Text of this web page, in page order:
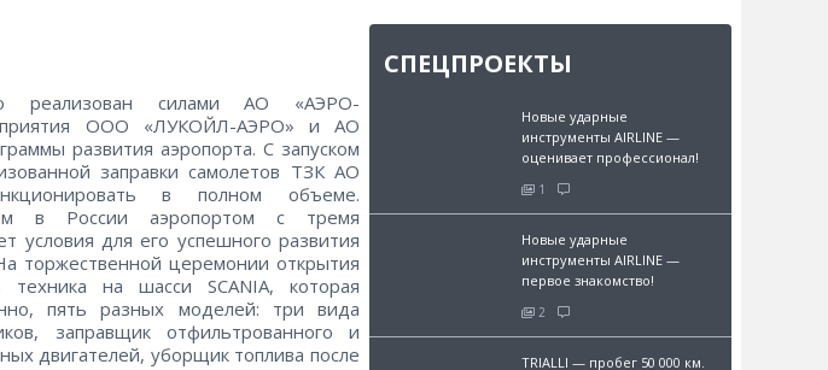
реализован силами АО «АЭРО-
ООО «ЛУКОЙЛ-АЭРО» и АО
развития аэропорта. С запуском
заправки самолетов ТЗК АО
в полном объеме.
в России аэропортом с тремя
условия для его успешного развития
торжественной церемонии открытия
на шасси SCANIA, которая
пять разных моделей: три вида
заправщик отфильтрованного и
двигателей, уборщик топлива после
СПЕЦПРОЕКТЫ
Новые ударные
инструменты AIRLINE —
оценивает профессионал!
1
Новые ударные
инструменты AIRLINE —
первое знакомство!
2
TRIALLI — пробег 50 000 км.